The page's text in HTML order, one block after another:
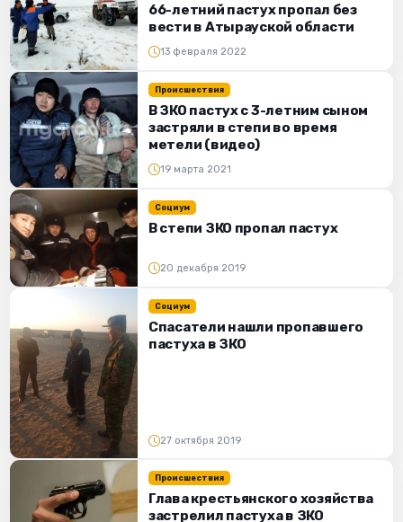
66-летний пастух пропал без
вести в Атырауской области
13 февраля 2022
Происшествия
В ЗКО пастух с 3-летним сыном
застряли в степи во время
метели (видео)
19 марта 2021
Социум
В степи ЗКО пропал пастух
20 декабря 2019
Социум
Спасатели нашли пропавшего
пастуха в ЗКО
27 октября 2019
Происшествия
Глава крестьянского хозяйства
застрелил пастуха в ЗКО